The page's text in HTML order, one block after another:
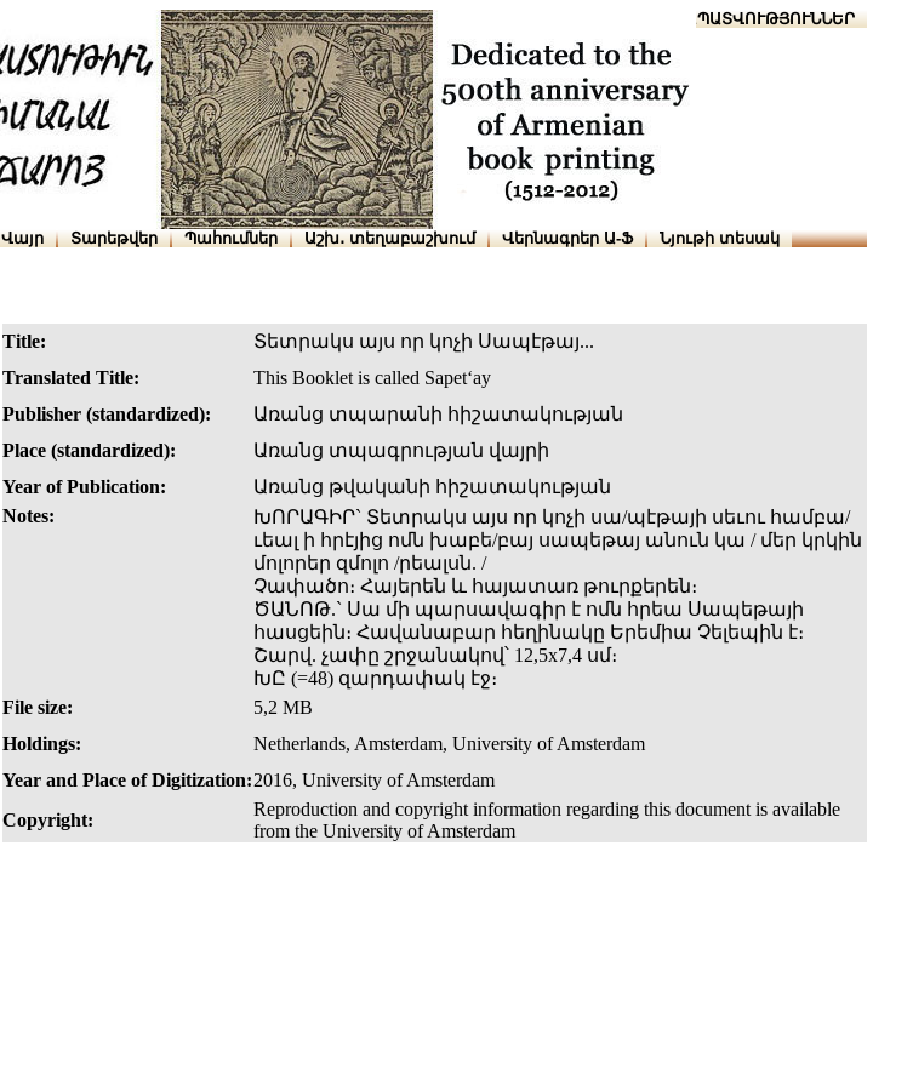
ՆԱԽԱՊԱՏՎՈՒԹՅՈՒՆՆԵՐ
Վայր Տարեթվեր Պահումներ Աշխ․ տեղաբաշխում Վերնագրեր Ա-Ֆ Նյութի տեսակ
Title:
Տետրակս այս որ կոչի Սապէթայ...
Translated Title:
This Booklet is called Sapet‘ay
Publisher (standardized):
Առանց տպարանի հիշատակության
Place (standardized):
Առանց տպագրության վայրի
Year of Publication:
Առանց թվականի հիշատակության
Notes:
ԽՈՐԱԳԻՐ` Տետրակս այս որ կոչի սա/պէթայի սեւու համբա/
ւեալ ի հրէյից ոմն խաբե/բայ սապեթայ անուն կա / մեր կրկին
մոլորեր զմոլո /րեալսն. /
Չափածո։ Հայերեն և հայատառ թուրքերեն։
ԾԱՆՈԹ.` Սա մի պարսավագիր է ոմն հրեա Սապեթայի
հասցեին։ Հավանաբար հեղինակը Երեմիա Չելեպին է։
Շարվ. չափը շրջանակով՝ 12,5x7,4 սմ։
ԽԸ (=48) զարդափակ էջ։
File size:
5,2 MB
Holdings:
Netherlands, Amsterdam, University of Amsterdam
Year and Place of Digitization:2016, University of Amsterdam
Copyright:
Reproduction and copyright information regarding this document is available
from the University of Amsterdam